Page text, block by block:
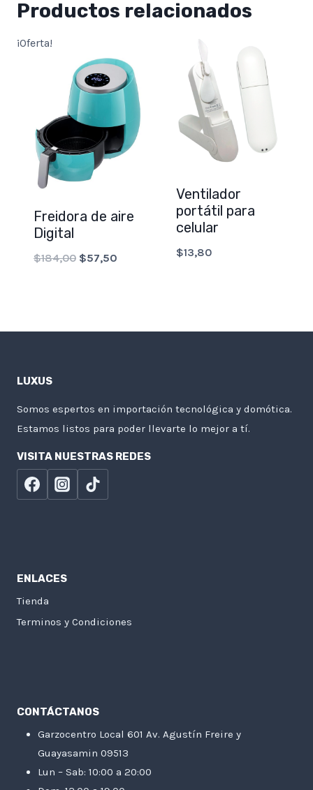
Productos relacionados
¡Oferta!
Freidora de aire
Digital
$184,00 Original
$57,50
Ventilador
portátil para
celular
$13,80
LUXUS
Somos espertos en importación tecnológica y domótica.
Estamos listos para poder llevarte lo mejor a tí.
VISITA NUESTRAS REDES
ENLACES
Tienda
Terminos y Condiciones
CONTÁCTANOS
Garzocentro Local 601 Av. Agustín Freire y
Guayasamin 09513
Lun – Sab: 10:00 a 20:00